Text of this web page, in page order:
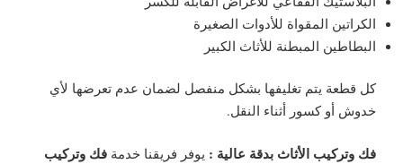
الكراتين المقواة للأدوات الصغيرة
البطاطين المبطنة للأثاث الكبير
كل قطعة يتم تغليفها بشكل منفصل لضمان عدم تعرضها لأي
خدوش أو كسور أثناء النقل.
فك وتركيب الأثاث بدقة عالية : يوفر فريقنا خدمة فك وتركيب